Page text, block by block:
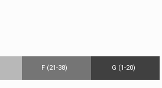
F (21-38) G (1-20)